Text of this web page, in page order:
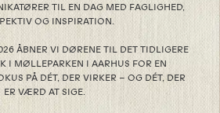
TIL EN DAG MED FAGLIGHED,
OG INSPIRATION.
ÅBNER VI DØRENE TIL DET TIDLIGERE
I MØLLEPARKEN I AARHUS FOR EN
PÅ DÉT, DER VIRKER – OG DÉT, DER
ER VÆRD AT SIGE.